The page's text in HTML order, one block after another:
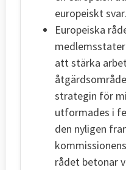
europeiskt svar.
Europeiska
att stärka
strategin för
utformades i
den nyligen
rådet betonar